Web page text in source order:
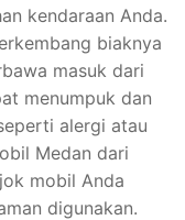
kendaraan Anda.
biaknya
masuk dari
menumpuk dan
alergi atau
Medan dari
mobil Anda
digunakan.